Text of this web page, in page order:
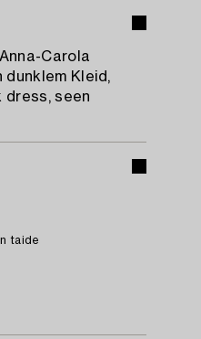
Carola
Kleid,
dress, seen
taide